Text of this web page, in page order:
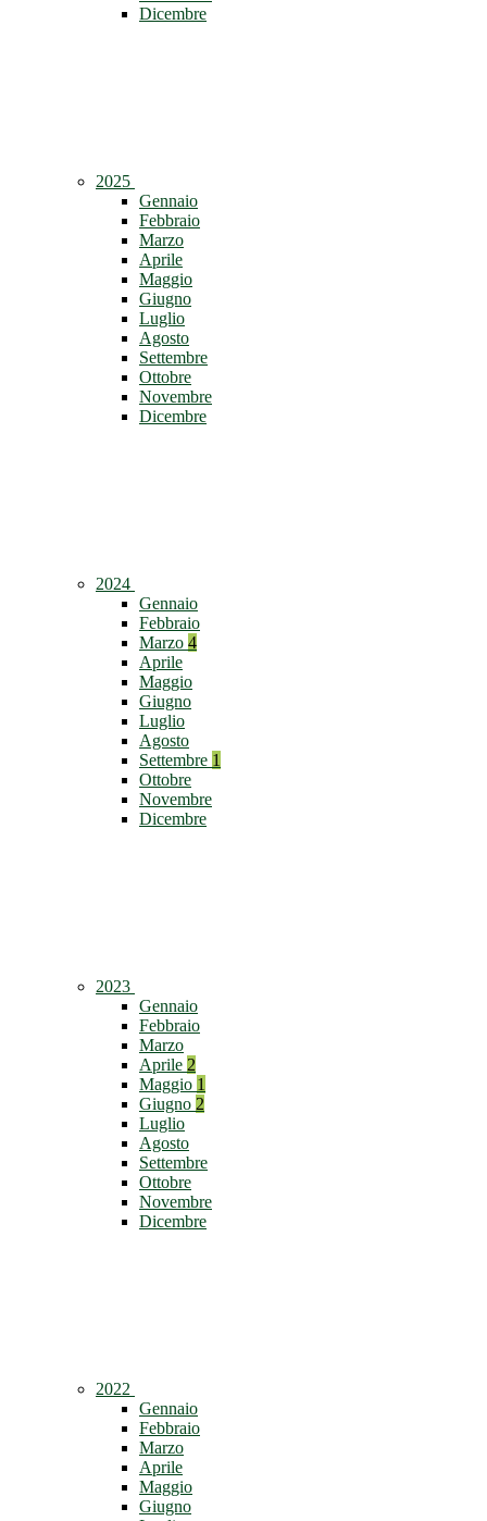
Dicembre
2025
Gennaio
Febbraio
Marzo
Aprile
Maggio
Giugno
Luglio
Agosto
Settembre
Ottobre
Novembre
Dicembre
2024
Gennaio
Febbraio
Marzo 4
Aprile
Maggio
Giugno
Luglio
Agosto
Settembre 1
Ottobre
Novembre
Dicembre
2023
Gennaio
Febbraio
Marzo
Aprile 2
Maggio 1
Giugno 2
Luglio
Agosto
Settembre
Ottobre
Novembre
Dicembre
2022
Gennaio
Febbraio
Marzo
Aprile
Maggio
Giugno